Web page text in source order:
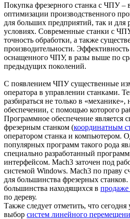
Покупка фрезерного станка с ЧПУ –
оптимизации производственного
для больших предприятий, так и
условиях. Современные станки с
точность обработки, а также
производительности.
оснащенного ЧПУ, в разы выше по
предыдущих поколений.
С появлением ЧПУ существенные
оператора в управлении станками.
разбираться не только в
обеспечении, с помощью которого
Программное обеспечение
фрезерным станком (координатным
оператором станка и компьютером.
популярных программ такого рода
специально разработанный
интерфейсом. Mach3 заточен под
системой Windows. Mach3 по праву
для большинства фрезерных
большинства находящихся в продаже
по дереву.
Также следует отметить, что
выбор систем линейного